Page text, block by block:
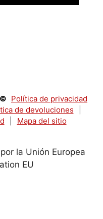
Política de privacidad
de devoluciones
Mapa del sitio
la Unión Europea
EU